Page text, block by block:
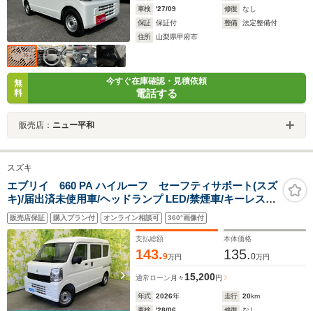
車検
'27/09 修復
なし
保証
保証付 整備
法定整備付
住所
山梨県甲府市
無
料
今すぐ在庫確認・見積依頼
電話する
販売店： ニュー平和
スズキ
エブリイ 660 PA ハイルーフ セーフティサポート(スズ
キ)/届出済未使用車/ヘッドランプ LED/禁煙車/キーレス/
オートライト/ハイビームアシスト/プライバシーガラス
販売店保証 購入プラン付 オンライン相談可 360°画像付
支払総額
143.9万円
本体価格
135.0万円
通常ローン 月々 15,200円
年式 2026年 走行 20km